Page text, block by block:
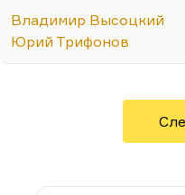
резонанс. Многих
коллег это завело в
слушала и читала
худших тенденций
Они стали
качества). Это
Владимир Высоцкий
Юрий Трифонов